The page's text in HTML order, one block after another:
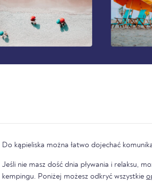
Do kąpieliska można łatwo dojechać
Jeśli nie masz dość dnia pływania i relaksu,
kempingu. Poniżej możesz odkryć wszystkie